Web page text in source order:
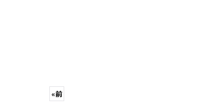
«前